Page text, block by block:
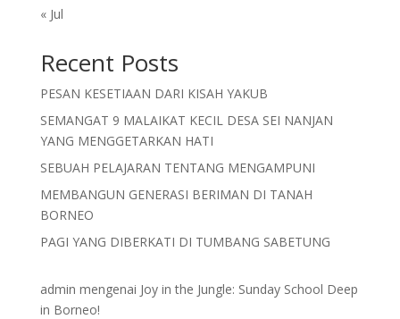
« Jul
Recent Posts
PESAN KESETIAAN DARI KISAH YAKUB
SEMANGAT 9 MALAIKAT KECIL DESA SEI NANJAN
YANG MENGGETARKAN HATI
SEBUAH PELAJARAN TENTANG MENGAMPUNI
MEMBANGUN GENERASI BERIMAN DI TANAH
BORNEO
PAGI YANG DIBERKATI DI TUMBANG SABETUNG
admin mengenai Joy in the Jungle: Sunday School Deep
in Borneo!